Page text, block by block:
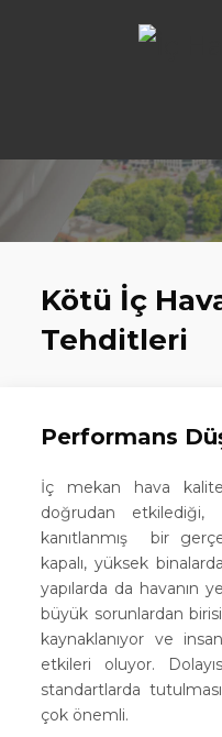
Kötü İç
Tehditleri
Performans
İç mekan hava
doğrudan etkilediği,
kanıtlanmış bir
kapalı, yüksek
yapılarda da havanın
büyük sorunlardan
kaynaklanıyor ve
etkileri oluyor.
standartlarda
çok önemli.